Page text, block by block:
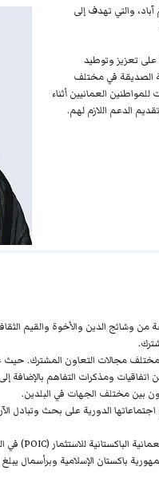
والتي تهدف إلى
تعزيز وتوطيد
الصديقة في مختلف
العمانيين أثناء
الدعم اللازم لهم.
وشائج الدين والأخوة والقيم
لمختلف مجالات التعاون المشترك.
ومذكرات التفاهم بالإضافة
بين مختلف الجهات في البلدين.
الدورية على بحث وتبادل
باكستان الإسلامية وبرأسمال